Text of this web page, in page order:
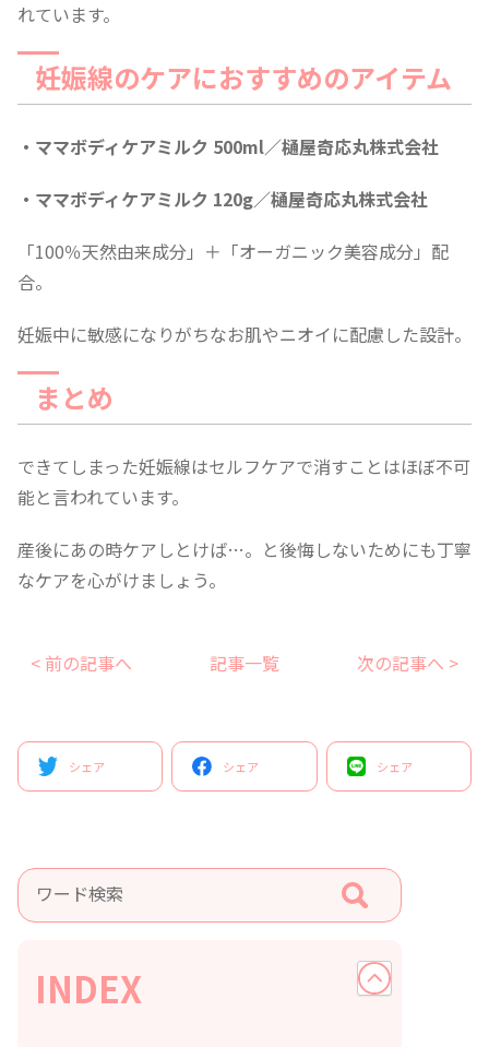
れています。
妊娠線のケアにおすすめのアイテム
・ママボディケアミルク 500ml／樋屋奇応丸株式会社
・ママボディケアミルク 120g／樋屋奇応丸株式会社
「100％天然由来成分」＋「オーガニック美容成分」配
合。
妊娠中に敏感になりがちなお肌やニオイに配慮した設計。
まとめ
できてしまった妊娠線はセルフケアで消すことはほぼ不可
能と言われています。
産後にあの時ケアしとけば…。と後悔しないためにも丁寧
なケアを心がけましょう。
< 前の記事へ 記事一覧 次の記事へ >
シェア シェア シェア
INDEX